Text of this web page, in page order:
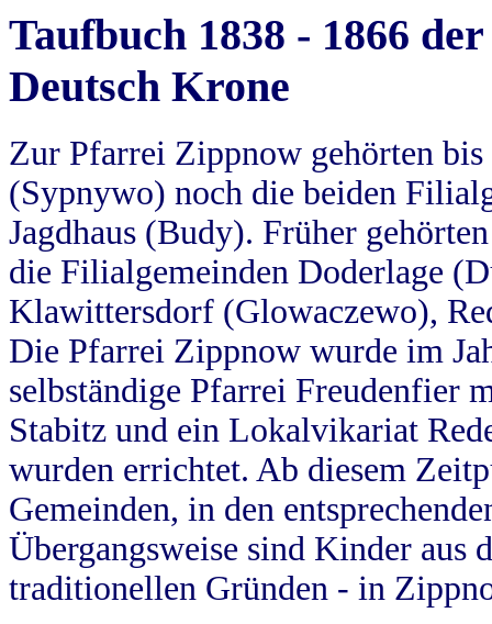
Taufbuch 1838 - 1866
Deutsch Krone
Zur Pfarrei Zippnow gehörten
(Sypnywo) noch die beiden
Jagdhaus (Budy). Früher
die Filialgemeinden Doderlage
Klawittersdorf (Glowaczewo),
Die Pfarrei Zippnow wurde im
selbständige Pfarrei Freudenfier
Stabitz und ein Lokalvikariat
wurden errichtet. Ab diesem
Gemeinden, in den
Übergangsweise sind Kinder aus
traditionellen Gründen - in